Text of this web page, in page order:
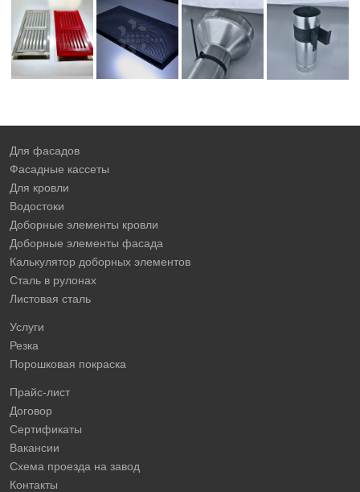
Для фасадов
Фасадные кассеты
Для кровли
Водостоки
Доборные элементы кровли
Доборные элементы фасада
Калькулятор доборных элементов
Сталь в рулонах
Листовая сталь
Услуги
Резка
Порошковая покраска
Прайс-лист
Договор
Сертификаты
Вакансии
Схема проезда на завод
Контакты